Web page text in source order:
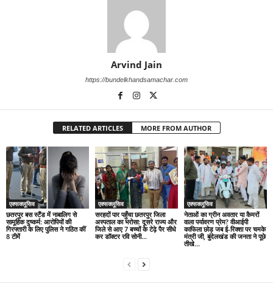
Arvind Jain
https://bundelkhandsamachar.com
RELATED ARTICLES MORE FROM AUTHOR
एक्सक्लूसिव
छतरपुर बस स्टैंड में नाबालिग से
सामूहिक दुष्कर्म: आरोपियों की
गिरफ्तारी के लिए पुलिस ने गठित कीं
8 टीमें
एक्सक्लूसिव
सरहदों पार पहुँचा छतरपुर जिला
अस्पताल का भरोसा: दूसरे राज्य और
जिले से आए 7 बच्चों के टेढ़े पैर सीधे
कर डॉक्टर रवि सोनी...
एक्सक्लूसिव
नेताओं का ग्रीन अवतार या कैमरों
वाला पर्यावरण प्रेम? वीआईपी
काफिला छोड़ जब ई-रिक्शा पर चमके
मंत्री जी, बुंदेलखंड की जनता ने पूछे
तीखे...